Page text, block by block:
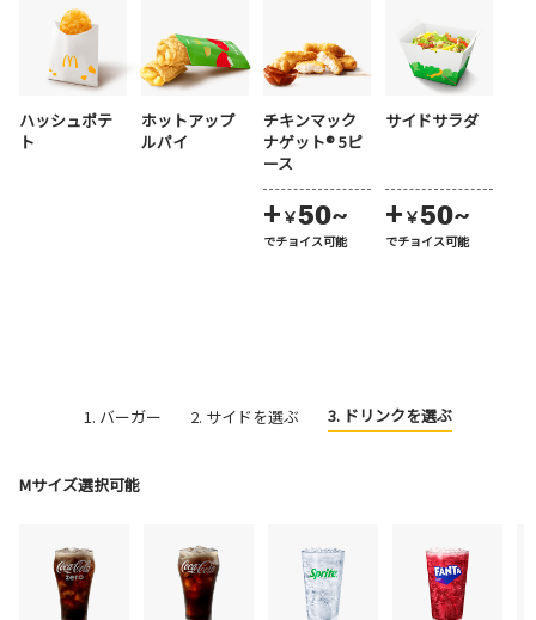
ハッシュポテ
ト
ホットアップ
ルパイ
チキンマック
ナゲット® 5ピ
ース
+ ￥50~
でチョイス可能
サイドサラダ
+ ￥50~
でチョイス可能
1. バーガー 2. サイドを選ぶ 3. ドリンクを選ぶ
Mサイズ選択可能